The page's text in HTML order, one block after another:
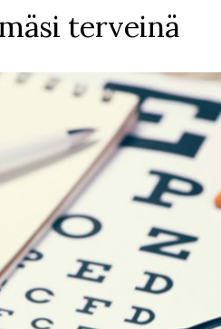
terveinä